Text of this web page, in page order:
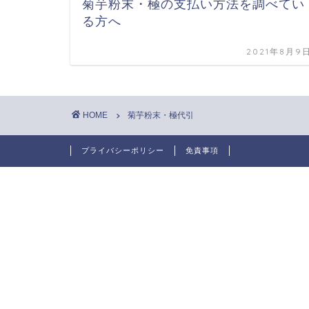
菊芋粉末・極の支払い方法を調べてい
る方へ
2021年8月9
HOME 菊芋粉末・極代引
プライバシーポリシー 免責事項